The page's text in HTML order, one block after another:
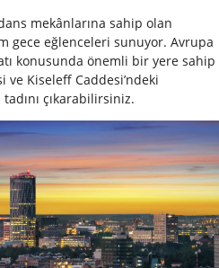
mekânlarına sahip olan
gece eğlenceleri sunuyor. Avrupa
konusunda önemli bir yere sahip
ve Kiseleff Caddesi’ndeki
çıkarabilirsiniz.